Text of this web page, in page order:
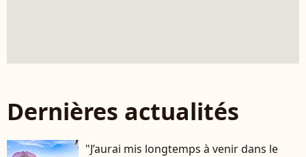
Dernières actualités
"J’aurai mis longtemps à venir dans le